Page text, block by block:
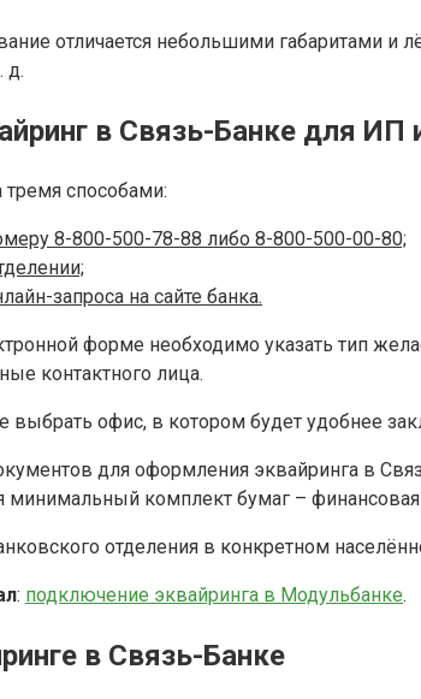
отличается небольшими габаритами и
д.
в Связь-Банке для ИП
способами:
8-800-500-78-88 либо 8-800-500-00-80;
запроса на сайте банка.
форме необходимо указать тип
контактного лица.
выбрать офис, в котором будет удобнее
для оформления эквайринга в
минимальный комплект бумаг –
отделения в конкретном
: подключение эквайринга в Модульбанке.
в Связь-Банке